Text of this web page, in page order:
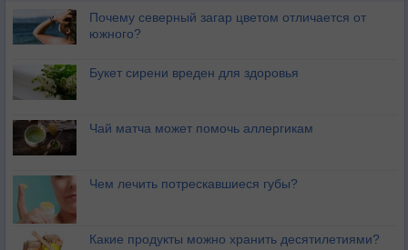
Почему северный загар цветом отличается от
южного?
Букет сирени вреден для здоровья
Чай матча может помочь аллергикам
Чем лечить потрескавшиеся губы?
Какие продукты можно хранить десятилетиями?